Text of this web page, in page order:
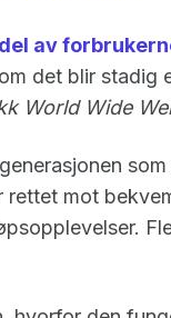
av
det blir stadig
World Wide
mot